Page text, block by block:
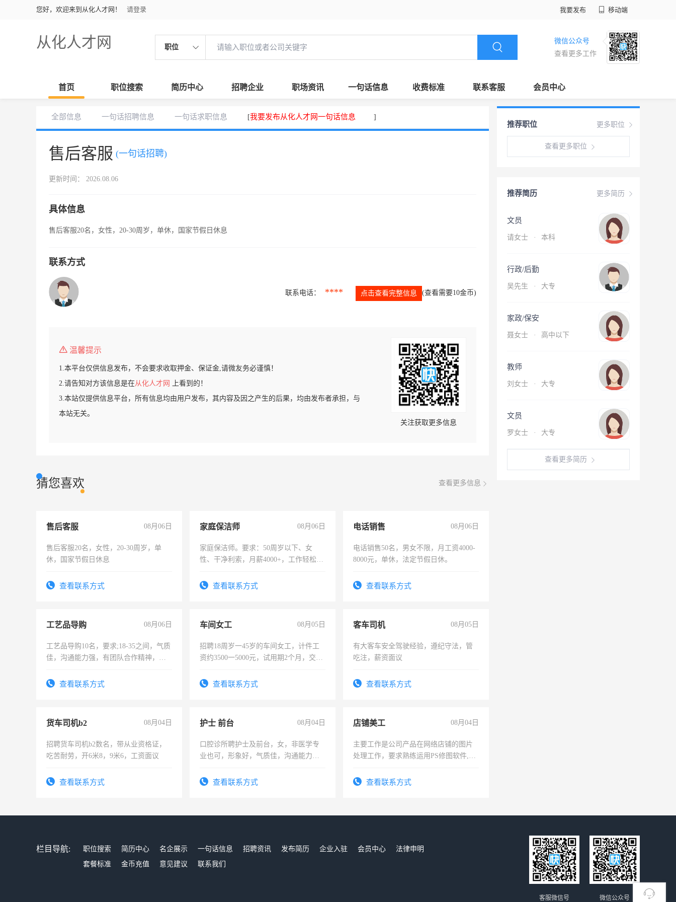
您好，欢迎来到从化人才网！ 请登录 我要发布 移动端
从化人才网 职位
微信公众号
查看更多工作
首页 职位搜索 简历中心 招聘企业 职场资讯 一句话信息 收费标准 联系客服 会员中心
全部信息 一句话招聘信息 一句话求职信息 [我要发布从化人才网一句话信息 ]
售后客服 (一句话招聘)
更新时间： 2026.08.06
具体信息
售后客服20名，女性，20-30周岁，单休，国家节假日休息
联系方式
联系电话： **** 点击查看完整信息 (查看需要10金币)
温馨提示
1.本平台仅供信息发布，不会要求收取押金、保证金,请微友务必谨慎！
2.请告知对方该信息是在从化人才网
上看到的！
3.本站仅提供信息平台，所有信息均由用户发布，其内容及因之产生的后果，均由发布者承担，与
本站无关。
关注获取更多信息
猜您喜欢 查看更多信息
售后客服 08月06日
售后客服20名，女性，20-30周岁，单
休，国家节假日休息
查看联系方式
家庭保洁师 08月06日
家庭保洁师。要求：50周岁以下、女
性、干净利索，月薪4000+，工作轻松，
太太等。查看联系方式
电话销售 08月06日
电话销售50名，男女不限，月工资4000-
8000元，单休，法定节假日休。
查看联系方式
工艺品导购 08月06日
工艺品导购10名，要求;18-35之间，气质
佳，沟通能力强，有团队合作精神，有
查看联系方式
车间女工 08月05日
招聘18周岁一45岁的车间女工，计件工
资约3500一5000元，试用期2个月，交五
查看联系方式
客车司机 08月05日
有大客车安全驾驶经验，遵纪守法，管
吃注，薪资面议
查看联系方式
货车司机b2 08月04日
招聘货车司机b2数名，带从业资格证，
吃苦耐劳，开6米8，9米6，工资面议
查看联系方式
护士 前台 08月04日
口腔诊所聘护士及前台，女，非医学专
业也可，形象好，气质佳，沟通能力
查看联系方式
店铺美工 08月04日
主要工作是公司产品在网络店铺的图片
处理工作，要求熟练运用PS修图软件,工
查看联系方式
更多职位
推荐职位
查看更多职位
更多简历
推荐简历
文员
请女士 · 本科
行政/后勤
吴先生 · 大专
家政/保安
聂女士 · 高中以下
教师
刘女士 · 大专
文员
罗女士 · 大专
查看更多简历
栏目导航: 职位搜索 简历中心 名企展示 一句话信息 招聘资讯 发布简历 企业入驻 会员中心
法律申明
套餐标准
金币充值 意见建议 联系我们
微信公众号
客服微信号